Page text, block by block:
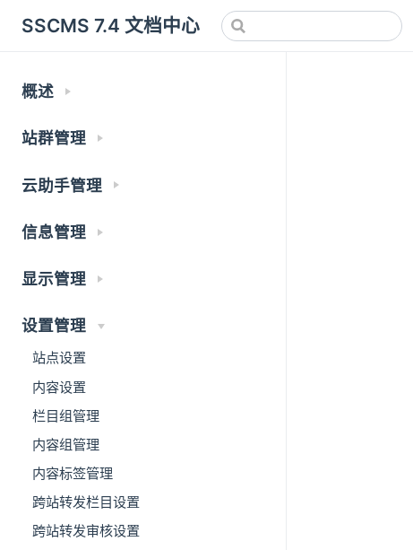
SSCMS 7.4 文档中心
概述
站群管理
云助手管理
信息管理
显示管理
设置管理
站点设置
内容设置
栏目组管理
内容组管理
内容标签管理
跨站转发栏目设置
跨站转发审核设置